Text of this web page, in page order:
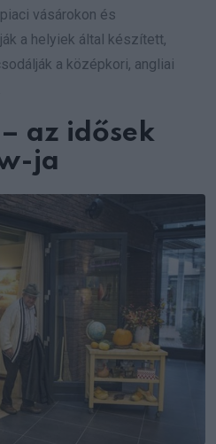
vásárokon és
a helyiek által készített,
a középkori, angliai
az idősek
ja